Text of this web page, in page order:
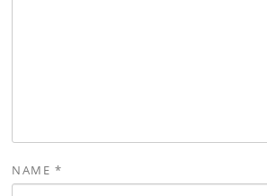
NAME *